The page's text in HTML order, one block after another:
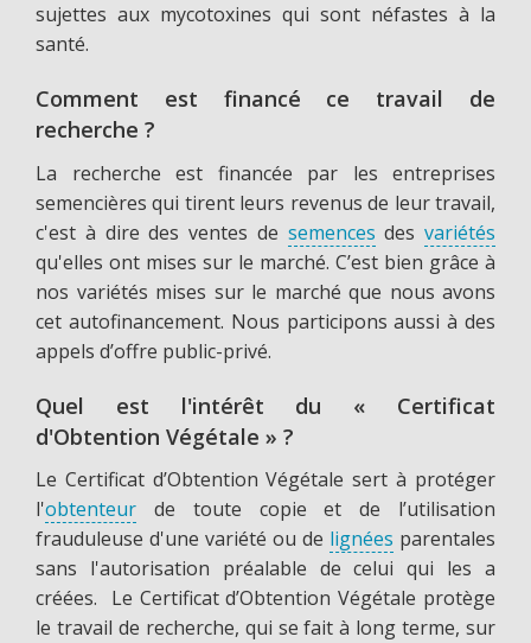
sujettes aux mycotoxines qui sont néfastes à la
santé.
Comment est financé ce travail de
recherche ?
La recherche est financée par les entreprises
semencières qui tirent leurs revenus de leur travail,
c'est à dire des ventes de semences des variétés
qu'elles ont mises sur le marché. C’est bien grâce à
nos variétés mises sur le marché que nous avons
cet autofinancement. Nous participons aussi à des
appels d’offre public-privé.
Quel est l'intérêt du « Certificat
d'Obtention Végétale » ?
Le Certificat d’Obtention Végétale sert à protéger
l'obtenteur de toute copie et de l’utilisation
frauduleuse d'une variété ou de lignées parentales
sans l'autorisation préalable de celui qui les a
créées. Le Certificat d’Obtention Végétale protège
le travail de recherche, qui se fait à long terme, sur